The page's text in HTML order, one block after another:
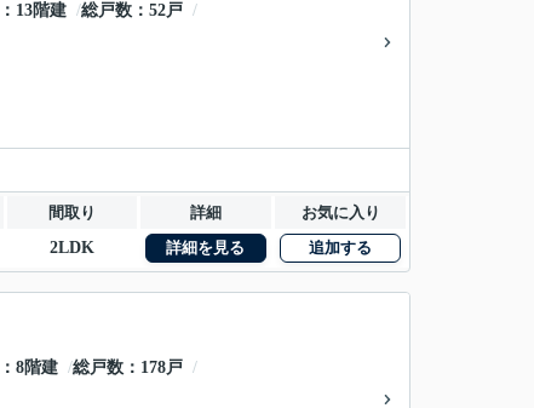
13階建 総戸数
52戸
間取り 詳細
お気に入り
2LDK 詳細を見る 追加する
8階建 総戸数
178戸